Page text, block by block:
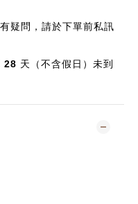
疑問，請於下單前私訊
28 天（不含假日）未到